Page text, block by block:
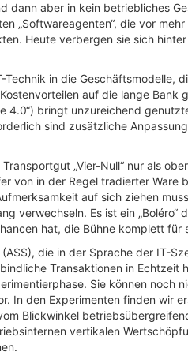
aber in kein betriebliches
„Softwareagenten“, die vor
Heute verbergen sie sich
Technik in die Geschäftsmodelle,
auf die lange Bank
4.0“) bringt unzureichend
sind zusätzliche
„Vier-Null“ nur als
von in der Regel tradierter Ware
auf sich ziehen
verwechseln. Es ist ein „Boléro“
hat, die Bühne komplett für
die in der Sprache der IT-
Transaktionen in Echtzeit
Sie können noch
In den Experimenten finden wir
Blickwinkel
vertikalen